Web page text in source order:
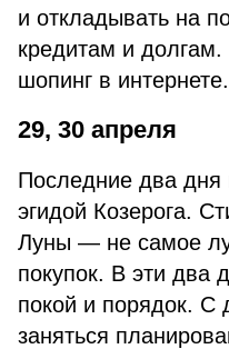
и откладывать на
кредитам и долгам.
шопинг в интернете.
29, 30 апреля
Последние два дня
эгидой Козерога.
Луны — не самое
покупок. В эти два
покой и порядок. С
заняться